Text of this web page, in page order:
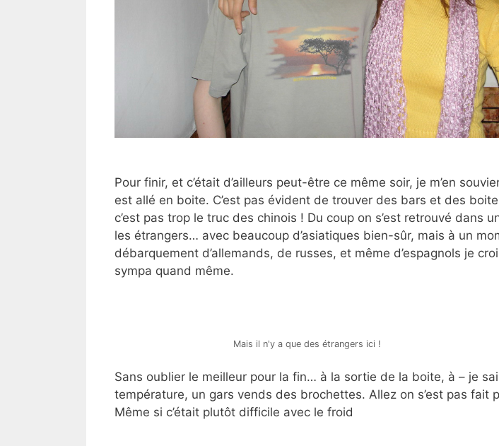
Pour finir, et c’était d’ailleurs peut-être ce même soir, je m’en
est allé en boite. C’est pas évident de trouver des bars et des
c’est pas trop le truc des chinois ! Du coup on s’est retrouvé dans
les étrangers… avec beaucoup d’asiatiques bien-sûr, mais à un
débarquement d’allemands, de russes, et même d’espagnols je
sympa quand même.
Mais il n'y a que des étrangers ici !
Sans oublier le meilleur pour la fin… à la sortie de la boite, à – je
température, un gars vends des brochettes. Allez on s’est pas fait
Même si c’était plutôt difficile avec le froid